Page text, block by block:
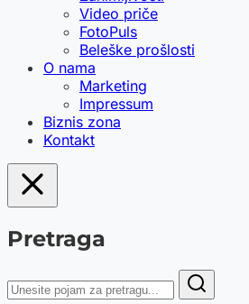
Video priče
FotoPuls
Beleške prošlosti
O nama
Marketing
Impressum
Biznis zona
Kontakt
Pretraga